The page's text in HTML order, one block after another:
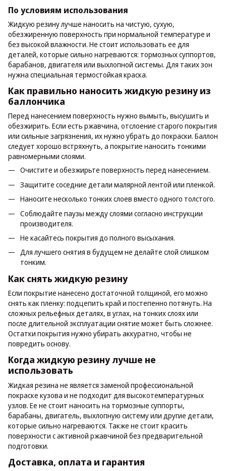
По условиям использования
Жидкую резину лучше наносить на чистую, сухую,
обезжиренную поверхность при нормальной температуре и
без высокой влажности. Не стоит использовать ее для
деталей, которые сильно нагреваются: тормозных суппортов,
барабанов, двигателя или выхлопной системы. Для таких зон
нужна специальная термостойкая краска.
Как правильно наносить жидкую резину из
баллончика
Перед нанесением поверхность нужно вымыть, высушить и
обезжирить. Если есть ржавчина, отслоение старого покрытия
или сильные загрязнения, их нужно убрать до покраски. Баллон
следует хорошо встряхнуть, а покрытие наносить тонкими
равномерными слоями.
Очистите и обезжирьте поверхность перед нанесением.
Защитите соседние детали малярной лентой или пленкой.
Наносите несколько тонких слоев вместо одного толстого.
Соблюдайте паузы между слоями согласно инструкции
производителя.
Не касайтесь покрытия до полного высыхания.
Для лучшего снятия в будущем не делайте слой слишком
тонким.
Как снять жидкую резину
Если покрытие нанесено достаточной толщиной, его можно
снять как пленку: подцепить край и постепенно потянуть. На
сложных рельефных деталях, в углах, на тонких слоях или
после длительной эксплуатации снятие может быть сложнее.
Остатки покрытия нужно убирать аккуратно, чтобы не
повредить основу.
Когда жидкую резину лучше не
использовать
Жидкая резина не является заменой профессиональной
покраске кузова и не подходит для высокотемпературных
узлов. Ее не стоит наносить на тормозные суппорты,
барабаны, двигатель, выхлопную систему или другие детали,
которые сильно нагреваются. Также не стоит красить
поверхности с активной ржавчиной без предварительной
подготовки.
Доставка, оплата и гарантия